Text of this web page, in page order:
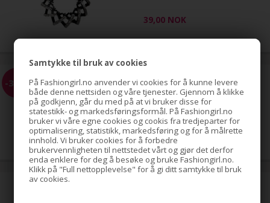
Samtykke til bruk av cookies
På Fashiongirl.no anvender vi cookies for å kunne levere
både denne nettsiden og våre tjenester. Gjennom å klikke
på godkjenn, går du med på at vi bruker disse for
statestikk- og markedsføringsformål. På Fashiongirl.no
bruker vi våre egne cookies og cookis fra tredjeparter for
optimalisering, statistikk, markedsføring og for å målrette
innhold. Vi bruker cookies for å forbedre
brukervennligheten til nettstedet vårt og gjør det derfor
enda enklere for deg å besøke og bruke Fashiongirl.no.
Klikk på "Full nettopplevelse" for å gi ditt samtykke til bruk
av cookies.
39,00 NOK
-35% Ponytail-forlengelse i fiber,
krøllete, svart #1
229,00
149,00NOK